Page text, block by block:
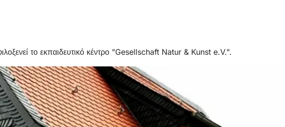
το εκπαιδευτικό κέντρο "Gesellschaft Natur & Kunst e.V.".